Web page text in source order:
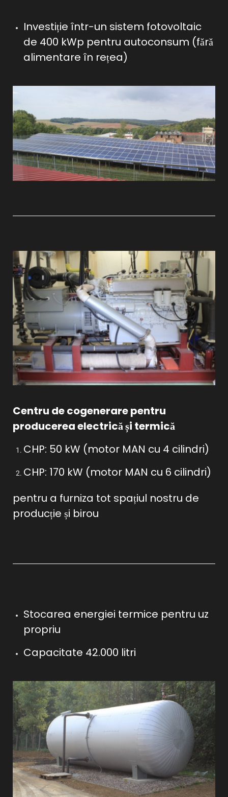
Investiție într-un sistem fotovoltaic
de 400 kWp pentru autoconsum (fără
alimentare în rețea)
Centru de cogenerare pentru
producerea electrică și termică
CHP: 50 kW (motor MAN cu 4 cilindri)
CHP: 170 kW (motor MAN cu 6 cilindri)
pentru a furniza tot spațiul nostru de
producție și birou
Stocarea energiei termice pentru uz
propriu
Capacitate 42.000 litri